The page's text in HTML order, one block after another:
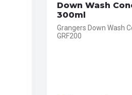
Down Wash
300ml
Grangers Down Wash
GRF200